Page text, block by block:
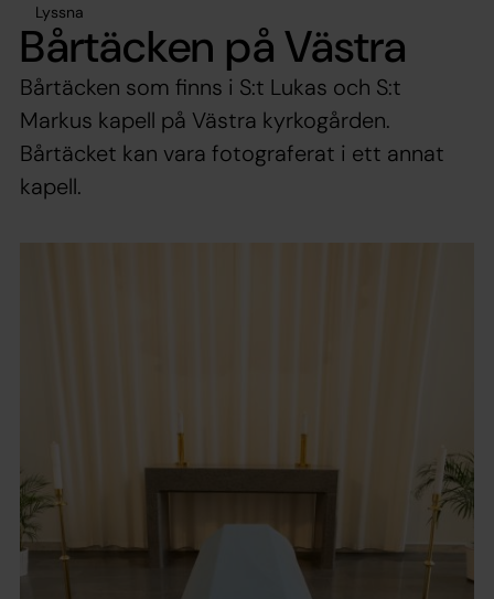
Lyssna
Bårtäcken på Västra
Bårtäcken som finns i S:t Lukas och S:t
Markus kapell på Västra kyrkogården.
Bårtäcket kan vara fotograferat i ett annat
kapell.